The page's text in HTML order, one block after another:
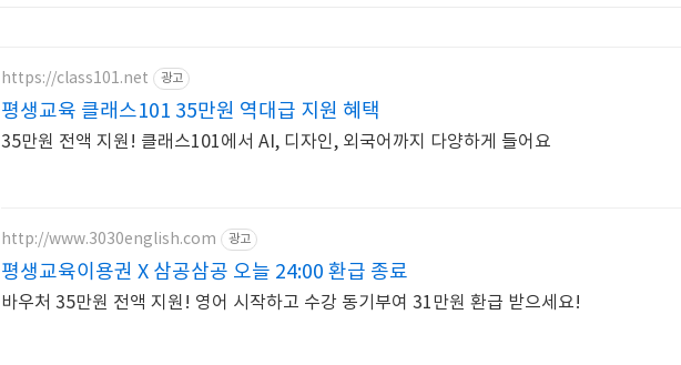
https://class101.net 광고
평생교육 클래스101 35만원 역대급 지원 혜택
35만원 전액 지원! 클래스101에서 AI, 디자인, 외국어까지 다양하게 들어요
http://www.3030english.com 광고
평생교육이용권 X 삼공삼공 오늘 24:00 환급 종료
바우처 35만원 전액 지원! 영어 시작하고 수강 동기부여 31만원 환급 받으세요!